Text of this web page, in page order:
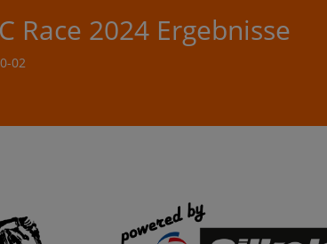
Race 2024 Ergebnisse
02